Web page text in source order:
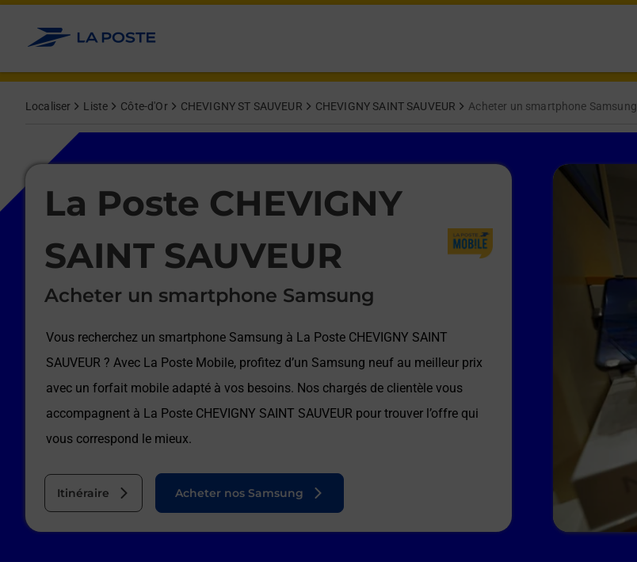
Allez au contenu
Localiser Liste Côte-d'Or CHEVIGNY ST SAUVEUR CHEVIGNY SAINT SAUVEUR Acheter un smartphone Samsung
La Poste CHEVIGNY
SAINT SAUVEUR
Acheter un smartphone Samsung
Vous recherchez un smartphone Samsung à La Poste CHEVIGNY SAINT
SAUVEUR ? Avec La Poste Mobile, profitez d’un Samsung neuf au meilleur prix
avec un forfait mobile adapté à vos besoins. Nos chargés de clientèle vous
accompagnent à La Poste CHEVIGNY SAINT SAUVEUR pour trouver l’offre qui
vous correspond le mieux.
Itinéraire
Le lien s'ouvre dans un nouvel onglet
Acheter nos Samsung
Le lien s'ouvre dans un nouvel onglet
Afficher ou masquer la réponse
Afficher ou masquer la réponse
Afficher ou masquer la réponse
Afficher ou masquer la réponse
Afficher ou masquer la réponse
Afficher ou masquer la réponse